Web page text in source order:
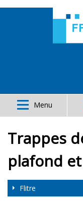
Menu
Trappes
plafond
Flitre